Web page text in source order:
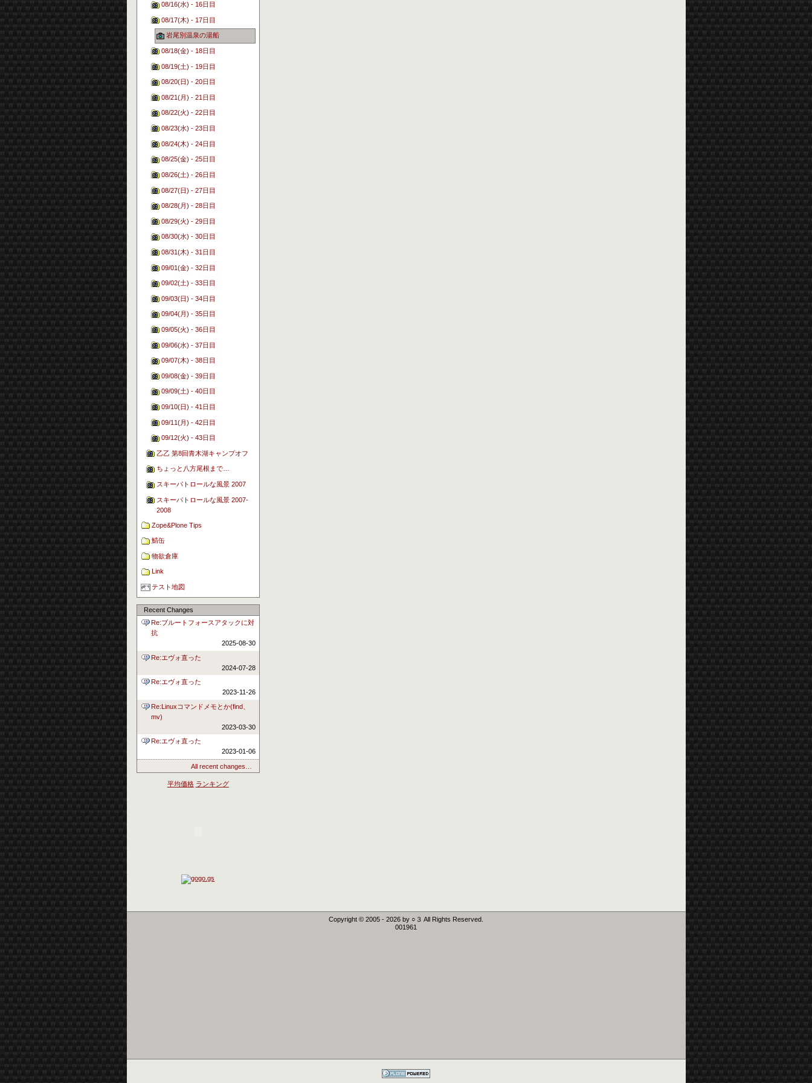
08/16(水) - 16日目
08/17(木) - 17日目
岩尾別温泉の湯船
08/18(金) - 18日目
08/19(土) - 19日目
08/20(日) - 20日目
08/21(月) - 21日目
08/22(火) - 22日目
08/23(水) - 23日目
08/24(木) - 24日目
08/25(金) - 25日目
08/26(土) - 26日目
08/27(日) - 27日目
08/28(月) - 28日目
08/29(火) - 29日目
08/30(水) - 30日目
08/31(木) - 31日目
09/01(金) - 32日目
09/02(土) - 33日目
09/03(日) - 34日目
09/04(月) - 35日目
09/05(火) - 36日目
09/06(水) - 37日目
09/07(木) - 38日目
09/08(金) - 39日目
09/09(土) - 40日目
09/10(日) - 41日目
09/11(月) - 42日目
09/12(火) - 43日目
乙乙 第8回青木湖キャンプオフ
ちょっと八方尾根まで…
スキーパトロールな風景 2007
スキーパトロールな風景 2007-
2008
Zope&Plone Tips
鯖缶
物欲倉庫
Link
テスト地図
Recent Changes
Re:ブルートフォースアタックに対
抗
2025-08-30
Re:エヴォ直った
2024-07-28
Re:エヴォ直った
2023-11-26
Re:Linuxコマンドメモとか(find、
mv)
2023-03-30
Re:エヴォ直った
2023-01-06
All recent changes…
平均価格 ランキング
Copyright © 2005 - 2026 by ○３ All Rights Reserved.
001961